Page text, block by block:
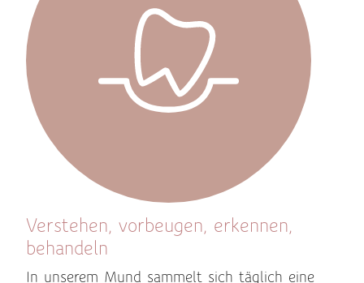
Verstehen, vorbeugen, erkennen,
behandeln
In unserem Mund sammelt sich täglich eine